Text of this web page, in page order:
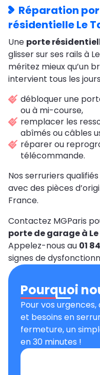
Réparation
résidentielle Le
Une porte
glisser sur ses rails à
méritez mieux qu’un
intervient tous les
débloquer une
ou à mi-course,
remplacer les
abîmés ou câbles
réparer ou
télécommande.
Nos serruriers
avec des pièces
France.
Contactez MGParis
porte de garage à
Appelez-nous au 01
signes de
Pourquoi
Pour vos
et besoins en
fermeture, un
en 30 minutes !